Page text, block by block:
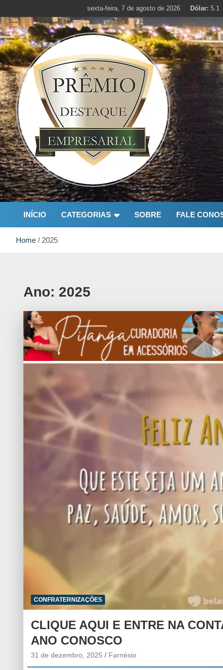
to
content
sexta-feira, 7 de agosto de 2026 Dólar: 5.1
INÍCIO CATEGORIAS SOBRE FALE
Home 2025
Ano: 2025
CONFRATERNIZAÇÕES
CLIQUE AQUI E ENTRE NA
ANO CONOSCO
31 de dezembro, 2025 Farnésio